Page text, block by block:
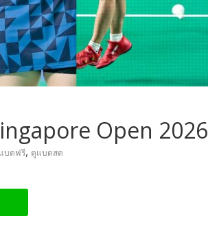
Open 2026
บดฟรี, ดูแบดสด